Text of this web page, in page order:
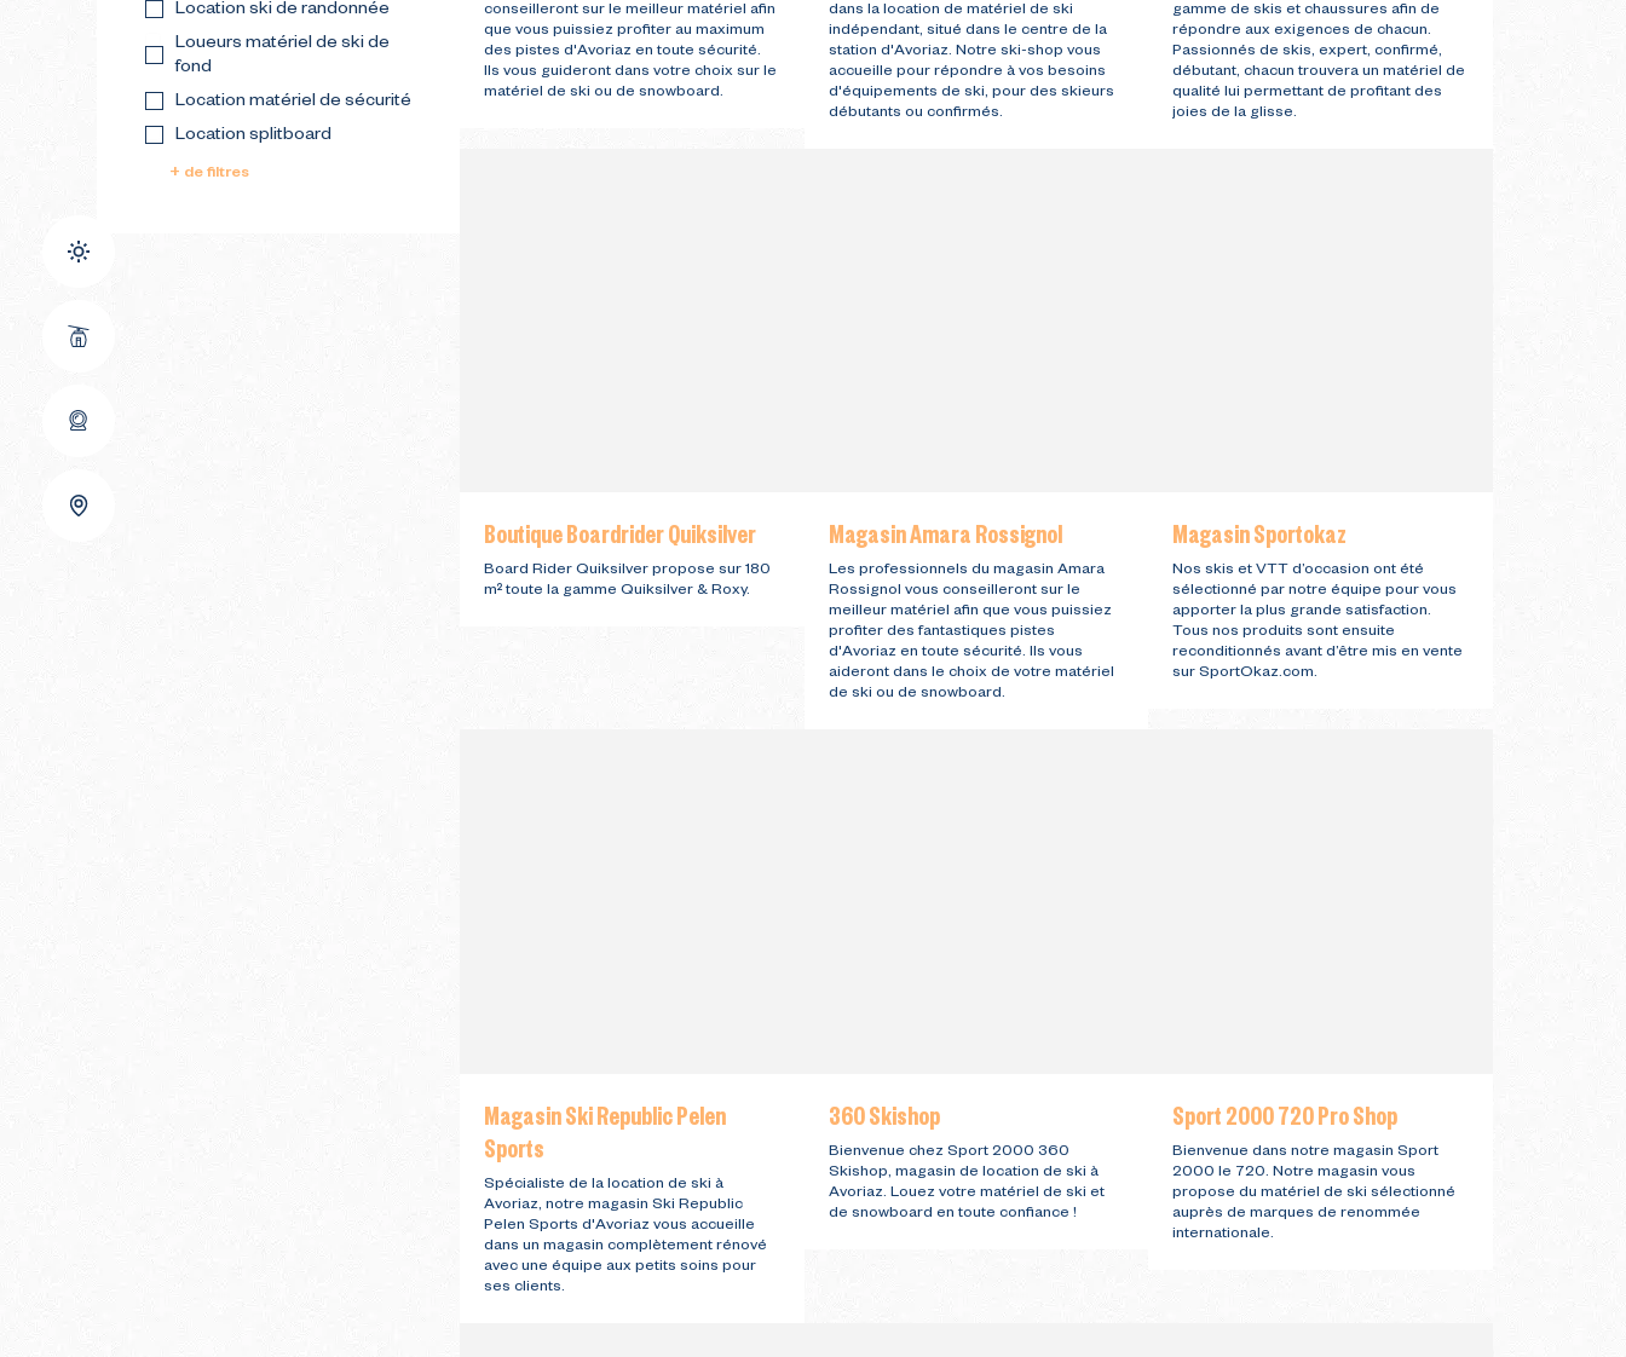
Location ski de randonnée
Loueurs matériel de ski de
fond
Location matériel de sécurité
Location splitboard
+ de filtres
conseilleront sur le meilleur matériel afin
que vous puissiez profiter au maximum
des pistes d'Avoriaz en toute sécurité.
Ils vous guideront dans votre choix sur le
matériel de ski ou de snowboard.
dans la location de matériel de ski
indépendant, situé dans le centre de la
station d'Avoriaz. Notre ski-shop vous
accueille pour répondre à vos besoins
d'équipements de ski, pour des skieurs
débutants ou confirmés.
gamme de skis et chaussures afin de
répondre aux exigences de chacun.
Passionnés de skis, expert, confirmé,
débutant, chacun trouvera un matériel de
qualité lui permettant de profitant des
joies de la glisse.
Boutique Boardrider Quiksilver
Board Rider Quiksilver propose sur 180
m² toute la gamme Quiksilver & Roxy.
Magasin Amara Rossignol
Les professionnels du magasin Amara
Rossignol vous conseilleront sur le
meilleur matériel afin que vous puissiez
profiter des fantastiques pistes
d'Avoriaz en toute sécurité. Ils vous
aideront dans le choix de votre matériel
de ski ou de snowboard.
Magasin Sportokaz
Nos skis et VTT d’occasion ont été
sélectionné par notre équipe pour vous
apporter la plus grande satisfaction.
Tous nos produits sont ensuite
reconditionnés avant d’être mis en vente
sur SportOkaz.com.
Magasin Ski Republic Pelen
Sports
Spécialiste de la location de ski à
Avoriaz, notre magasin Ski Republic
Pelen Sports d'Avoriaz vous accueille
dans un magasin complètement rénové
avec une équipe aux petits soins pour
ses clients.
360 Skishop
Bienvenue chez Sport 2000 360
Skishop, magasin de location de ski à
Avoriaz. Louez votre matériel de ski et
de snowboard en toute confiance !
Sport 2000 720 Pro Shop
Bienvenue dans notre magasin Sport
2000 le 720. Notre magasin vous
propose du matériel de ski sélectionné
auprès de marques de renommée
internationale.